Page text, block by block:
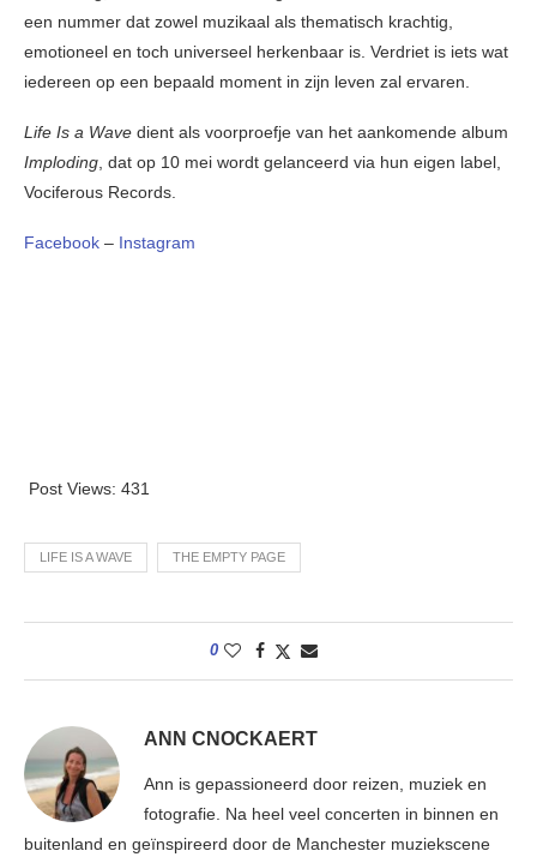
een nummer dat zowel muzikaal als thematisch krachtig,
emotioneel en toch universeel herkenbaar is. Verdriet is iets wat
iedereen op een bepaald moment in zijn leven zal ervaren.
Life Is a Wave dient als voorproefje van het aankomende album
Imploding, dat op 10 mei wordt gelanceerd via hun eigen label,
Vociferous Records.
Facebook – Instagram
Post Views: 431
LIFE IS A WAVE THE EMPTY PAGE
0
ANN CNOCKAERT
Ann is gepassioneerd door reizen, muziek en
fotografie. Na heel veel concerten in binnen en
buitenland en geïnspireerd door de Manchester muziekscene